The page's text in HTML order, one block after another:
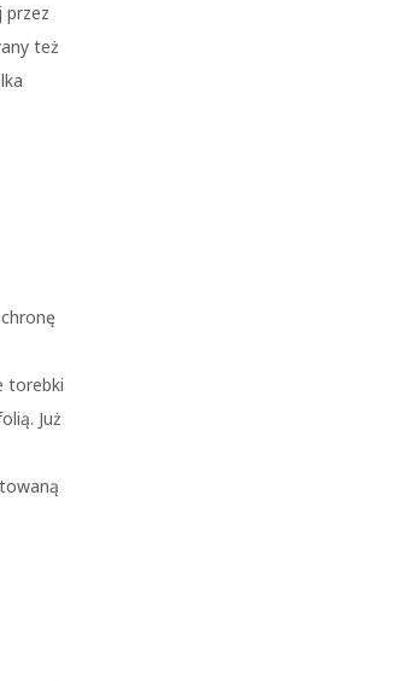
przez
też
torebki
Już